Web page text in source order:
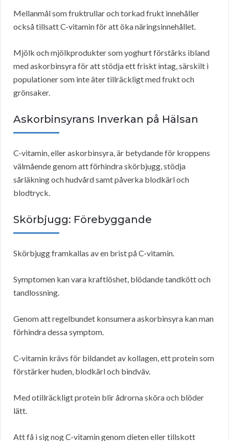
Mellanmål som fruktrullar och torkad frukt innehåller
också tillsatt C-vitamin för att öka näringsinnehållet.
Mjölk och mjölkprodukter som yoghurt förstärks ibland
med askorbinsyra för att stödja ett friskt intag, särskilt i
populationer som inte äter tillräckligt med frukt och
grönsaker.
Askorbinsyrans Inverkan på Hälsan
C-vitamin, eller askorbinsyra, är betydande för kroppens
välmående genom att förhindra skörbjugg, stödja
sårläkning och hudvård samt påverka blodkärl och
blodtryck.
Skörbjugg: Förebyggande
Skörbjugg framkallas av en brist på C-vitamin.
Symptomen kan vara kraftlöshet, blödande tandkött och
tandlossning.
Genom att regelbundet konsumera askorbinsyra kan man
förhindra dessa symptom.
C-vitamin krävs för bildandet av kollagen, ett protein som
förstärker huden, blodkärl och bindväv.
Med otillräckligt protein blir ådrorna sköra och blöder
lätt.
Att få i sig nog C-vitamin genom dieten eller tillskott